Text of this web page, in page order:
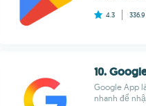
4.3
10.
Google App
nhanh để